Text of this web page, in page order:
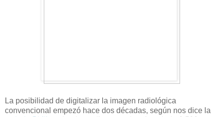
La posibilidad de digitalizar la imagen radiológica
convencional empezó hace dos décadas, según nos dice la